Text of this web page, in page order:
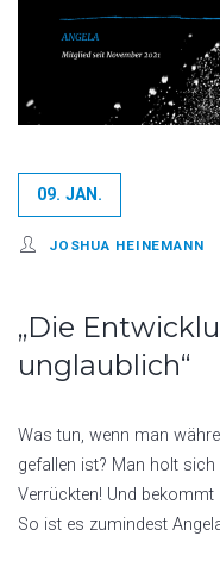
09. JAN.
JOSHUA HEINEMANN
„Die
unglaublich“
Was tun, wenn man
gefallen ist? Man holt
Verrückten! Und bekommt
So ist es zumindest